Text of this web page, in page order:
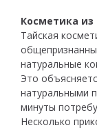
Косметика
Тайская
натуральные
Это
натуральными
минуты
Несколько